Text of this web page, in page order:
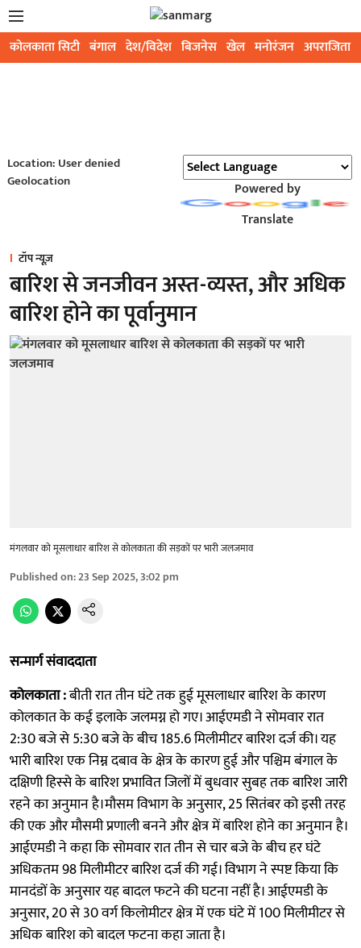
कोलकाता सिटी बंगाल देश/विदेश बिजनेस खेल मनोरंजन अपराजिता
Location: User denied
Geolocation
Powered by
Translate
टॉप न्यूज़
बारिश से जनजीवन अस्त-व्यस्त, और अधिक
बारिश होने का पूर्वानुमान
मंगलवार को मूसलाधार बारिश से कोलकाता की सड़कों पर भारी जलजमाव
Published on:23 Sep 2025, 3:02 pm
सन्मार्ग संवाददाता
कोलकाता :बीती रात तीन घंटे तक हुई मूसलाधार बारिश के कारण
कोलकात के कई इलाके जलमग्न हो गए। आईएमडी ने सोमवार रात
2:30 बजे से 5:30 बजे के बीच 185.6 मिलीमीटर बारिश दर्ज की। यह
भारी बारिश एक निम्न दबाव के क्षेत्र के कारण हुई और पश्चिम बंगाल के
दक्षिणी हिस्से के बारिश प्रभावित जिलों में बुधवार सुबह तक बारिश जारी
रहने का अनुमान है।मौसम विभाग के अनुसार, 25 सितंबर को इसी तरह
की एक और मौसमी प्रणाली बनने और क्षेत्र में बारिश होने का अनुमान है।
आईएमडी ने कहा कि सोमवार रात तीन से चार बजे के बीच हर घंटे
अधिकतम 98 मिलीमीटर बारिश दर्ज की गई। विभाग ने स्पष्ट किया कि
मानदंडों के अनुसार यह बादल फटने की घटना नहीं है। आईएमडी के
अनुसार, 20 से 30 वर्ग किलोमीटर क्षेत्र में एक घंटे में 100 मिलीमीटर से
अधिक बारिश को बादल फटना कहा जाता है।